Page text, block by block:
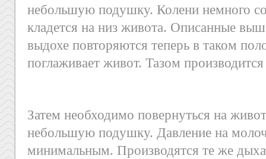
небольшую подушку. Колени немного
кладется на низ живота. Описанные
выдохе повторяются теперь в таком
поглаживает живот. Тазом
Затем необходимо повернуться на
небольшую подушку. Давление на
минимальным. Производятся те же